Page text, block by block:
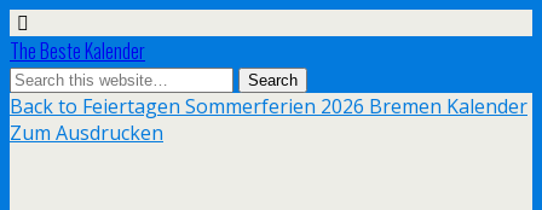
The Beste Kalender
Back to Feiertagen Sommerferien 2026 Bremen Kalender
Zum Ausdrucken